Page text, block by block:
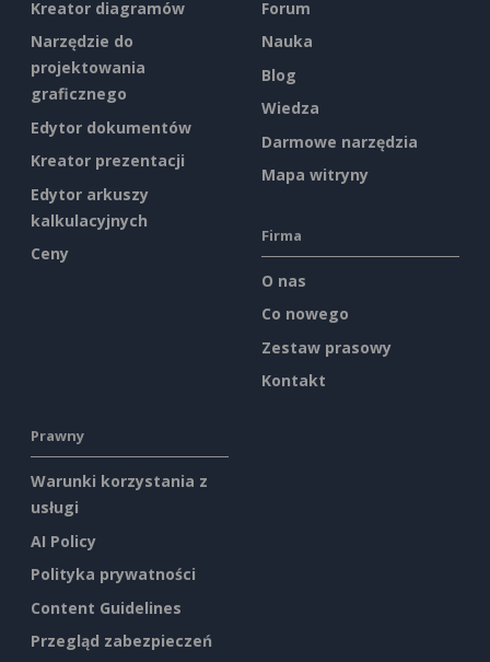
Kreator diagramów
Narzędzie do
projektowania
graficznego
Edytor dokumentów
Kreator prezentacji
Edytor arkuszy
kalkulacyjnych
Ceny
Forum
Nauka
Blog
Wiedza
Darmowe narzędzia
Mapa witryny
Firma
O nas
Co nowego
Zestaw prasowy
Kontakt
Prawny
Warunki korzystania z
usługi
AI Policy
Polityka prywatności
Content Guidelines
Przegląd zabezpieczeń